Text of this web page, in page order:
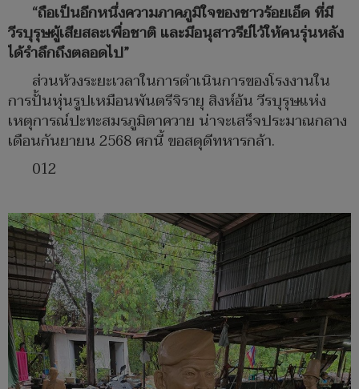
“ถือเป็นอีกหนึ่งความภาคภูมิใจของชาวร้อยเอ็ด ที่มี
วีรบุรุษผู้เสียสละเพื่อชาติ และมีอนุสาวรีย์ไว้ให้คนรุ่นหลัง
ได้รำลึกถึงตลอดไป”
ส่วนห้วงระยะเวลาในการดำเนินการของโรงงานใน
การปั้นหุ่นรูปเหมือนพันตรีจิรายุ สิงห์อ้น วีรบุรุษแห่ง
เหตุการณ์ปะทะสมรภูมิตาควาย น่าจะเสร็จประมาณกลาง
เดือนกันยายน 2568 ศกนี้ ขอสดุดีทหารกล้า.
012